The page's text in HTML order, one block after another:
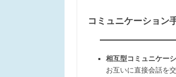
コミュニケーション
相互型コミュニケー
お互いに直接会話を